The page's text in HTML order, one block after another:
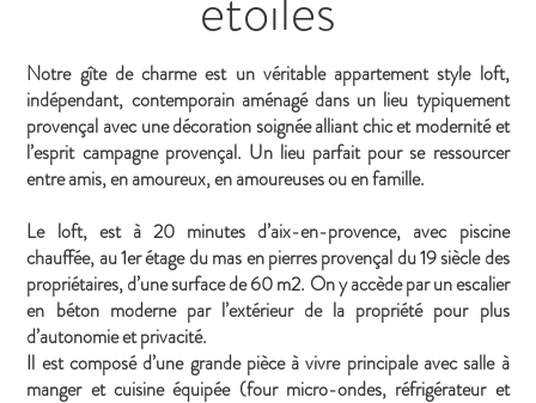
Notre gîte de charme est un véritable appartement style loft,
indépendant, contemporain aménagé dans un lieu typiquement
provençal avec une décoration soignée alliant chic et modernité et
l’esprit campagne provençal. Un lieu parfait pour se ressourcer
entre amis, en amoureux, en amoureuses ou en famille.
Le loft, est à 20 minutes d’aix-en-provence, avec piscine
chauffée, au 1er étage du mas en pierres provençal du 19 siècle des
propriétaires, d’une surface de 60 m2. On y accède par un escalier
en béton moderne par l’extérieur de la propriété pour plus
d’autonomie et privacité.
Il est composé d’une grande pièce à vivre principale avec salle à
manger et cuisine équipée (four micro-ondes, réfrigérateur et